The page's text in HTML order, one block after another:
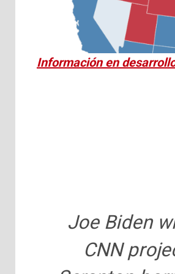
Información en
Joe Biden
CNN